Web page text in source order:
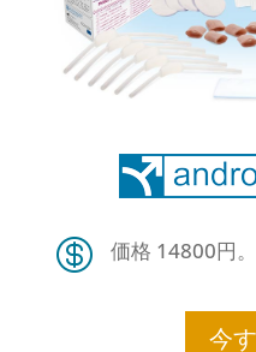
 価格 14800円
今